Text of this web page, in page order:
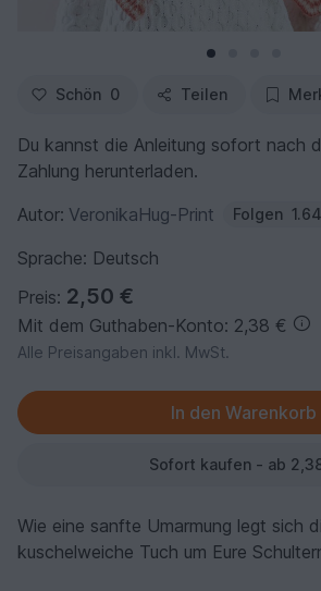
Schön 0 Teilen
Du kannst die Anleitung sofort nach
Zahlung herunterladen.
Autor: VeronikaHug-Print Folgen
Sprache: Deutsch
Preis: 2,50 €
Mit dem Guthaben-Konto: 2,38 €
Alle Preisangaben inkl. MwSt.
Sofort kaufen - ab
Wie eine sanfte Umarmung legt sich
kuschelweiche Tuch um Eure